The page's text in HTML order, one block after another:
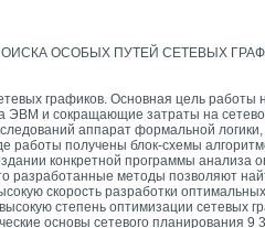
ОСОБЫХ ПУТЕЙ СЕТЕВЫХ
графиков. Основная цель работы
ЭВМ и сокращающие затраты на
аппарат формальной
работы получены блок-схемы
конкретной программы анализа
разработанные методы позволяют
скорость разработки
степень оптимизации сетевых
основы сетевого планирования 9